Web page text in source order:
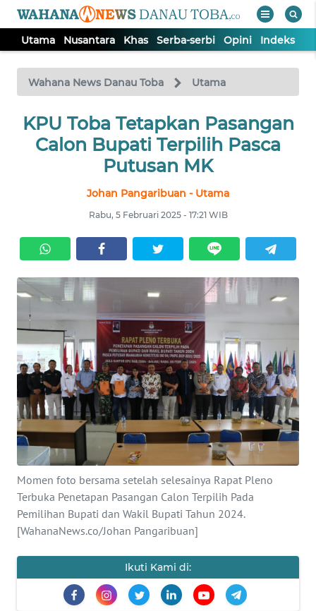
Utama Nusantara Khas Serba-serbi Opini Indeks
Wahana News Danau Toba Utama
KPU Toba Tetapkan Pasangan
Calon Bupati Terpilih Pasca
Putusan MK
Johan Pangaribuan - Utama
Rabu, 5 Februari 2025 - 17:21 WIB
Momen foto bersama setelah selesainya Rapat Pleno
Terbuka Penetapan Pasangan Calon Terpilih Pada
Pemilihan Bupati dan Wakil Bupati Tahun 2024.
[WahanaNews.co/Johan Pangaribuan]
Ikuti Kami di:
TV
Tutup
UTAMA
SERBA-
SERBI
OPINI
Informasi
INDEKS
BERITA
KONTAK
KAMI
INFO
IKLAN
TENTANG
KAMI